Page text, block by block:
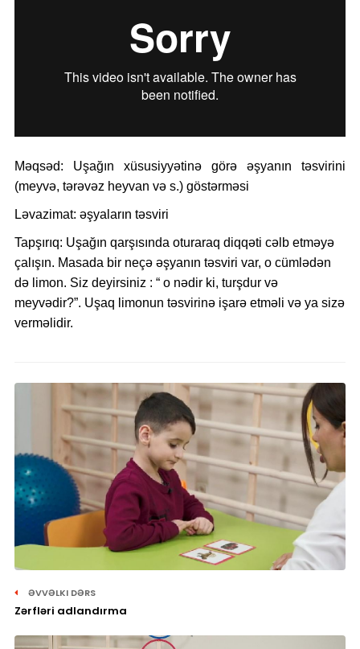
Məqsəd: Uşağın xüsusiyyətinə görə əşyanın təsvirini
(meyvə, tərəvəz heyvan və s.) göstərməsi
Ləvazimat: əşyaların təsviri
Tapşırıq: Uşağın qarşısında oturaraq diqqəti cəlb etməyə
çalışın. Masada bir neçə əşyanın təsviri var, o cümlədən
də limon. Siz deyirsiniz : “ o nədir ki, turşdur və
meyvədir?”. Uşaq limonun təsvirinə işarə etməli və ya sizə
verməlidir.
ƏVVƏLKI DƏRS
Zərfləri adlandırma